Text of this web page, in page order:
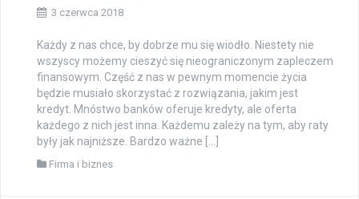
3 czerwca 2018
Każdy z nas chce, by dobrze mu się wiodło. Niestety nie
wszyscy możemy cieszyć się nieograniczonym zapleczem
finansowym. Część z nas w pewnym momencie życia
będzie musiało skorzystać z rozwiązania, jakim jest
kredyt. Mnóstwo banków oferuje kredyty, ale oferta
każdego z nich jest inna. Każdemu zależy na tym, aby raty
były jak najniższe. Bardzo ważne […]
Firma i biznes